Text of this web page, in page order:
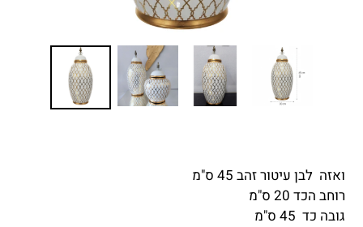
ואזה לבן עיטור זהב 45 ס"מ
רוחב הכד 20 ס"מ
גובה כד 45 ס"מ